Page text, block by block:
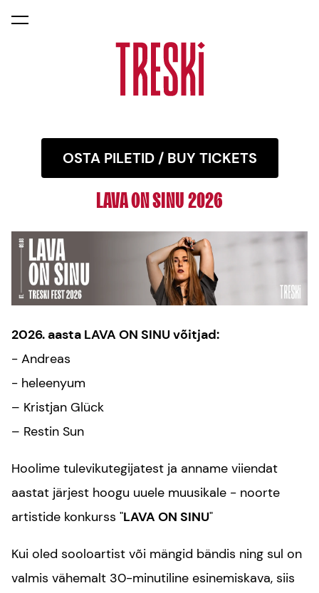
lisati ostukorvi.
OSTA PILETID / BUY TICKETS
LAVA ON SINU 2026
2026. aasta LAVA ON SINU võitjad:
- Andreas
- heleenyum
– Kristjan Glück
– Restin Sun
Hoolime tulevikutegijatest ja anname viiendat
aastat järjest hoogu uuele muusikale - noorte
artistide konkurss "LAVA ON SINU"
Kui oled sooloartist või mängid bändis ning sul on
valmis vähemalt 30-minutiline esinemiskava, siis